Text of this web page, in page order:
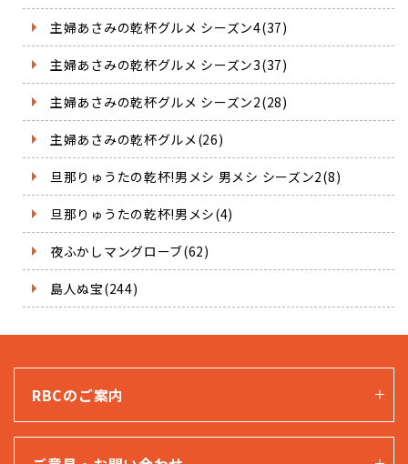
主婦あさみの乾杯グルメ シーズン4(37)
主婦あさみの乾杯グルメ シーズン3(37)
主婦あさみの乾杯グルメ シーズン2(28)
主婦あさみの乾杯グルメ(26)
旦那りゅうたの乾杯!男メシ 男メシ シーズン2(8)
旦那りゅうたの乾杯!男メシ(4)
夜ふかしマングローブ(62)
島人ぬ宝(244)
RBCのご案内